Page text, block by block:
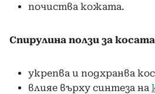
почиства кожата.
Спирулина ползи за
укрепва и подхранва
влияе върху синтеза на